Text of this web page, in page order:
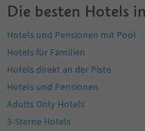
100
102
103
104
105
107
108
Die besten Hotels
Hotels und Pensionen mit Pool
Hotels für Familien
Hotels direkt an der Piste
Hotels und Pensionen
Adults Only Hotels
3-Sterne Hotels